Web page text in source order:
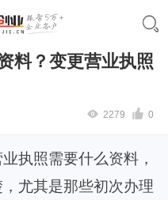
料？变更营业执照
2279 0
执照需要什么资料，
尤其是那些初次办理